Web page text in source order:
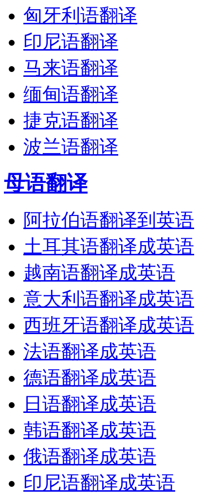
匈牙利语翻译
印尼语翻译
马来语翻译
缅甸语翻译
捷克语翻译
波兰语翻译
母语翻译
阿拉伯语翻译到英语
土耳其语翻译成英语
越南语翻译成英语
意大利语翻译成英语
西班牙语翻译成英语
法语翻译成英语
德语翻译成英语
日语翻译成英语
韩语翻译成英语
俄语翻译成英语
印尼语翻译成英语